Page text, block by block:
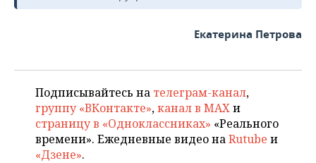
Екатерина Петрова
Подписывайтесь на телеграм-канал,
группу «ВКонтакте»,канал в MAXи
страницу в «Одноклассниках» «Реального
времени». Ежедневные видео наRutube и
«Дзене».